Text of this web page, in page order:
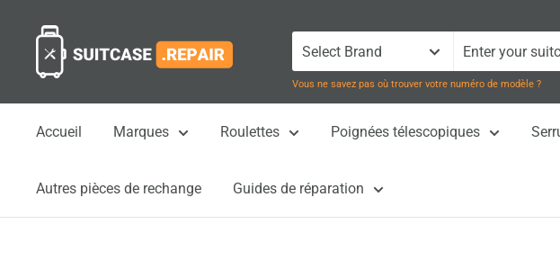
contenu
Suitcase.Repair
Vous ne savez pas où trouver votre numéro de modèle ?
Accueil Marques Roulettes Poignées télescopiques
Autres pièces de rechange Guides de réparation